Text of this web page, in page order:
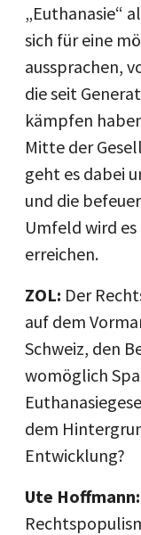
„Euthanasie“
sich für eine
aussprachen,
die seit
kämpfen
Mitte der
geht es dabei
und die
Umfeld wird
erreichen.
ZOL: Der
auf dem
Schweiz, den
womöglich
dem
Entwicklung?
Ute Hoffmann: